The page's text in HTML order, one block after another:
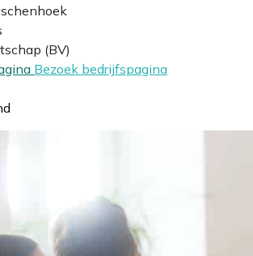
(BV)
Bezoek bedrijfspagina